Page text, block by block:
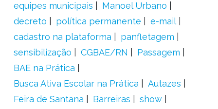
equipes municipais
Manoel Urbano
decreto
política permanente
e-mail
cadastro na plataforma
panfletagem
sensibilização
CGBAE/RN
Passagem
BAE na Prática
Busca Ativa Escolar na Prática
Autazes
Feira de Santana
Barreiras
show